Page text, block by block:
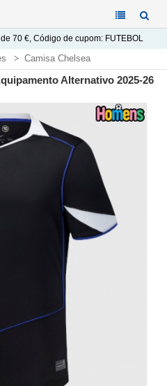
70 €, Código de cupom: FUTEBOL
Camisa Chelsea
Alternativo 2025-26